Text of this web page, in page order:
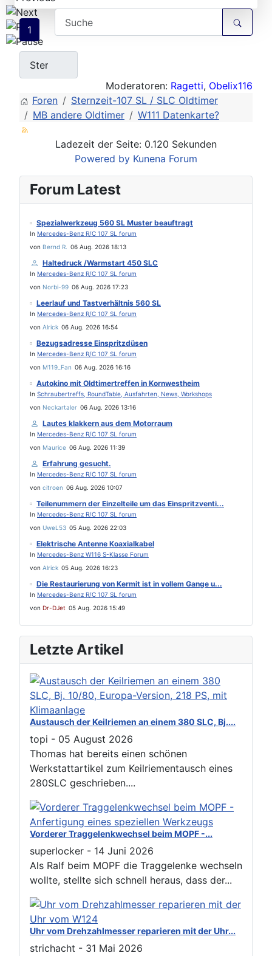
1
Moderatoren: Ragetti, Obelix116
Foren
Sternzeit-107 SL / SLC Oldtimer
MB andere Oldtimer
W111 Datenkarte?
Ladezeit der Seite: 0.120 Sekunden
Powered by Kunena Forum
Forum Latest
Spezialwerkzeug 560 SL Muster beauftragt
In Mercedes-Benz R/C 107 SL forum
von Bernd R. 06 Aug. 2026 18:13
Haltedruck /Warmstart 450 SLC
In Mercedes-Benz R/C 107 SL forum
von Norbi-99 06 Aug. 2026 17:23
Leerlauf und Tastverhältnis 560 SL
In Mercedes-Benz R/C 107 SL forum
von Alrick 06 Aug. 2026 16:54
Bezugsadresse Einspritzdüsen
In Mercedes-Benz R/C 107 SL forum
von M119_Fan 06 Aug. 2026 16:16
Autokino mit Oldtimertreffen in Kornwestheim
In Schraubertreffs, RoundTable, Ausfahrten, News, Workshops
von Neckartaler 06 Aug. 2026 13:16
Lautes klakkern aus dem Motorraum
In Mercedes-Benz R/C 107 SL forum
von Maurice 06 Aug. 2026 11:39
Erfahrung gesucht.
In Mercedes-Benz R/C 107 SL forum
von citroen 06 Aug. 2026 10:07
Teilenummern der Einzelteile um das Einspritzventi...
In Mercedes-Benz R/C 107 SL forum
von UweL53 05 Aug. 2026 22:03
Elektrische Antenne Koaxialkabel
In Mercedes-Benz W116 S-Klasse Forum
von Alrick 05 Aug. 2026 16:23
Die Restaurierung von Kermit ist in vollem Gange u...
In Mercedes-Benz R/C 107 SL forum
von Dr-DJet 05 Aug. 2026 15:49
Letzte Artikel
Austausch der Keilriemen an einem 380 SLC, Bj....
topi - 05 August 2026
Thomas hat bereits einen schönen
Werkstattartikel zum Keilriementausch eines
280SLC geschrieben....
Vorderer Traggelenkwechsel beim MOPF -...
superlocker - 14 Juni 2026
Als Ralf beim MOPF die Traggelenke wechseln
wollte, stellte sich schnell heraus, dass der...
Uhr vom Drehzahlmesser reparieren mit der Uhr...
strichacht - 31 Mai 2026